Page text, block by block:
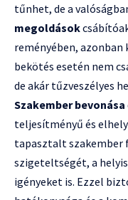
tűnhet, de a
megoldások
reményében,
bekötés esetén nem
de akár tűzveszélyes
Szakember bevonása
teljesítményű és
tapasztalt szakember
szigeteltségét, a
igényeket is. Ezzel